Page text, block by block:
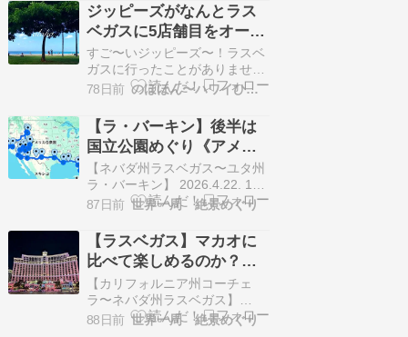
ジッピーズがなんとラス
ベガスに5店舗目をオープ
ン〜♪
すご〜いジッピーズ〜！ラスベ
ガスに行ったことがありません
がラスベガスだけで5店舗っ
ベガスにハワイの人が多いの⁇
って思ってしまった。ハワイの
人がラスベガスに旅行に行く人
は多いみたいだよね。アロハス
トリートさんの記事に、ジッピ
ーズがラスベガス5店舗めを
78日前 のほほん〜ハワイひとりごと♪
【ラ・バーキン】後半は
国立公園めぐり《アメリ
カ横断レンタカー旅22日
目》
【ネバダ州ラスベガス〜ユタ州
ラ・バーキン】 2026.4.22. 1ド
ル＝159.71円 晴れ、最高24／
（233.2km）、2時間55分 38日
間のアメリカ・レンタカー横断
旅も21日目。いよいよ後半戦に
突入です。 今までのルートを地
図で見る…
87日前 世界一周 絶景めぐり
【ラスベガス】マカオに
比べて楽しめるのか？
《アメリカ横断レンタカ
ー旅20・21日目》
【カリフォルニア州コーチェ
ラ〜ネバダ州ラスベガス】
2026.4.20〜21. 1ドル＝159.18
88日前 世界一周 絶景めぐり